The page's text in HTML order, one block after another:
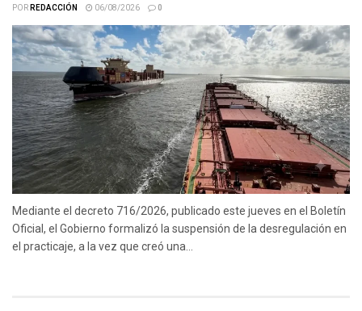
PORREDACCIÓN 06/08/2026 0
Mediante el decreto 716/2026, publicado este jueves en el Boletín
Oficial, el Gobierno formalizó la suspensión de la desregulación en
el practicaje, a la vez que creó una...